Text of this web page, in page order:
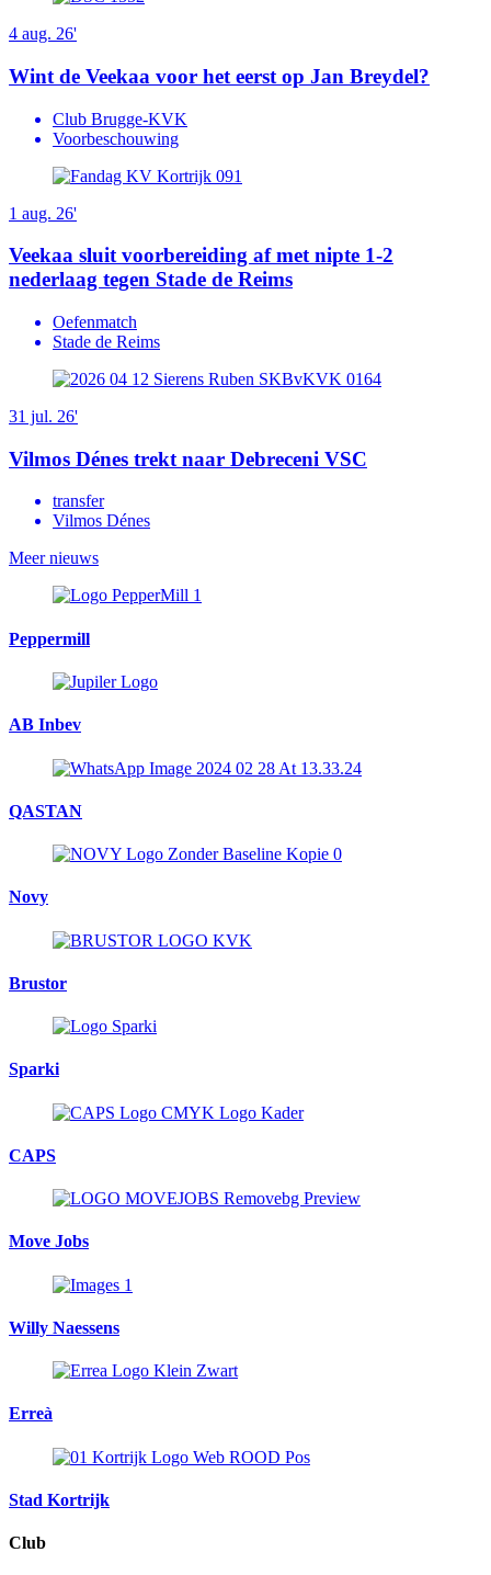
4 aug. 26'
Wint de Veekaa voor het eerst op Jan Breydel?
Club Brugge-KVK
Voorbeschouwing
1 aug. 26'
Veekaa sluit voorbereiding af met nipte 1-2
nederlaag tegen Stade de Reims
Oefenmatch
Stade de Reims
31 jul. 26'
Vilmos Dénes trekt naar Debreceni VSC
transfer
Vilmos Dénes
Meer nieuws
Peppermill
AB Inbev
QASTAN
Novy
Brustor
Sparki
CAPS
Move Jobs
Willy Naessens
Erreà
Stad Kortrijk
Club